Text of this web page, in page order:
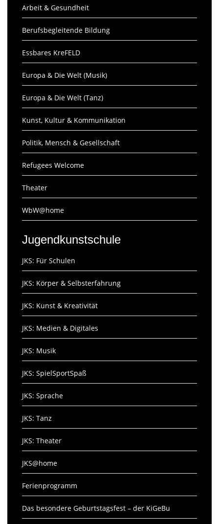
Arbeit & Gesundheit
Berufsbegleitende Bildung
Essbares KreFELD
Europa & Die Welt (Musik)
Europa & Die Welt (Tanz)
Kunst, Kultur & Kommunikation
Politik, Mensch & Gesellschaft
Refugees Welcome
Theater
WbW@home
Jugendkunstschule
JKS: Für Schulen
JKS: Körper & Selbsterfahrung
JKS: Kunst & Kreativität
JKS: Medien & Digitales
JKS: Musik
JKS: SpielSportSpaß
JKS: Sprache
JKS: Tanz
JKS: Theater
JKS@home
Ferienprogramm
Das besondere Geburtstagsfest – der KiGeBu